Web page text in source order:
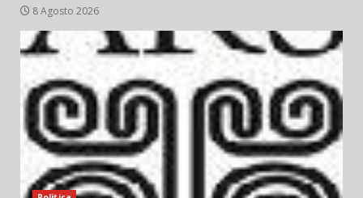
8 Agosto 2026